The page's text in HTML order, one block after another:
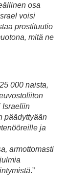
osa
voisi
prostituutio
mitä ne
000 naista,
Israeliin
päädyttyään
ja
armottomasti
.”